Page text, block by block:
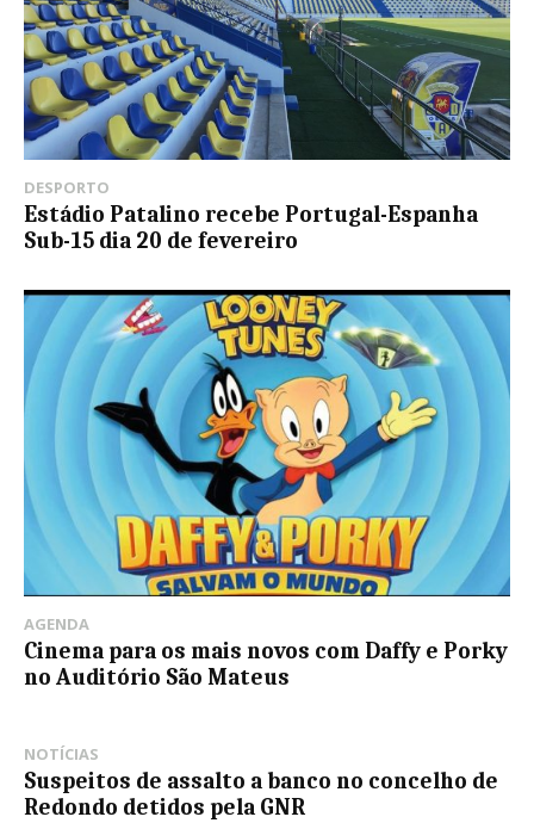
DESPORTO
Estádio Patalino recebe Portugal-Espanha
Sub-15 dia 20 de fevereiro
AGENDA
Cinema para os mais novos com Daffy e Porky
no Auditório São Mateus
NOTÍCIAS
Suspeitos de assalto a banco no concelho de
Redondo detidos pela GNR